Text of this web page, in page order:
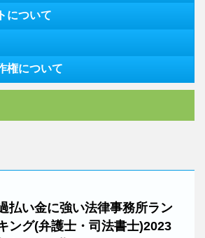
について
権について
払い金に強い法律事務所ラン
ング(弁護士・司法書士)2023